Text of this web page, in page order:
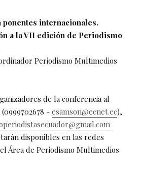
ponentes internacionales.
a la VII edición de Periodismo
Periodismo Multimedios
de la conferencia al
(0999702678 - esamson@ecnet.ec),
disponibles en las redes
Área de Periodismo Multimedios